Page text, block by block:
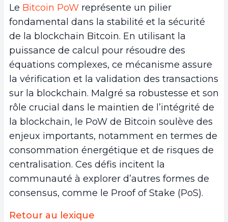
Le Bitcoin PoW représente un pilier
fondamental dans la stabilité et la sécurité
de la blockchain Bitcoin. En utilisant la
puissance de calcul pour résoudre des
équations complexes, ce mécanisme assure
la vérification et la validation des transactions
sur la blockchain. Malgré sa robustesse et son
rôle crucial dans le maintien de l’intégrité de
la blockchain, le PoW de Bitcoin soulève des
enjeux importants, notamment en termes de
consommation énergétique et de risques de
centralisation. Ces défis incitent la
communauté à explorer d’autres formes de
consensus, comme le Proof of Stake (PoS).
Retour au lexique